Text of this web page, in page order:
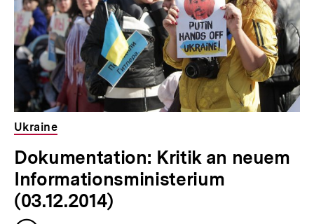
Ukraine
Dokumentation: Kritik an neuem
Informationsministerium
(03.12.2014)